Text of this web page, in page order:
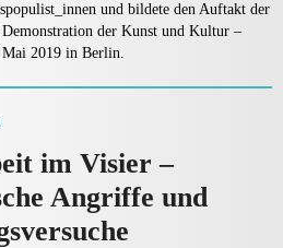
und bildete den Auftakt der
der Kunst und Kultur –
2019 in Berlin.
im Visier –
Angriffe und